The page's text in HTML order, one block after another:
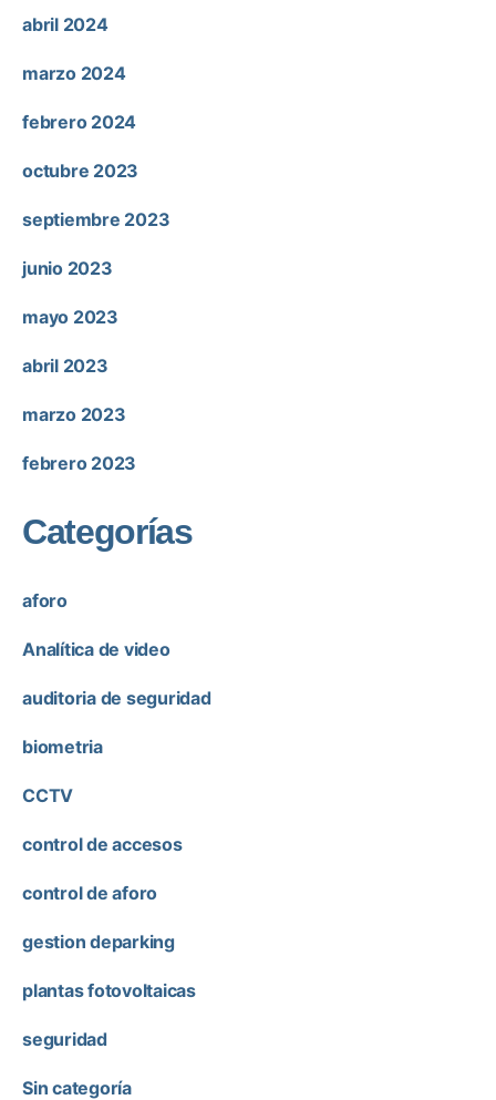
abril 2024
marzo 2024
febrero 2024
octubre 2023
septiembre 2023
junio 2023
mayo 2023
abril 2023
marzo 2023
febrero 2023
Categorías
aforo
Analítica de video
auditoria de seguridad
biometria
CCTV
control de accesos
control de aforo
gestion deparking
plantas fotovoltaicas
seguridad
Sin categoría